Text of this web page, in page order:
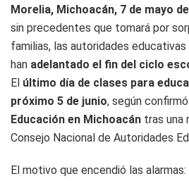
Morelia, Michoacán, 7 de mayo
sin precedentes que tomará por
familias, las autoridades educativas
han adelantado el fin del ciclo
El último día de clases para
próximo 5 de junio, según
Educación en Michoacán tras una
Consejo Nacional de Autoridades
El motivo que encendió las alarmas: